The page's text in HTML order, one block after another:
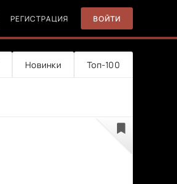
РЕГИСТРАЦИЯ ВОЙТИ
Новинки Топ-100